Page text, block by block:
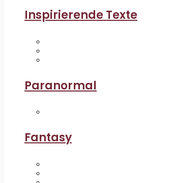
Inspirierende Texte
Paranormal
Fantasy